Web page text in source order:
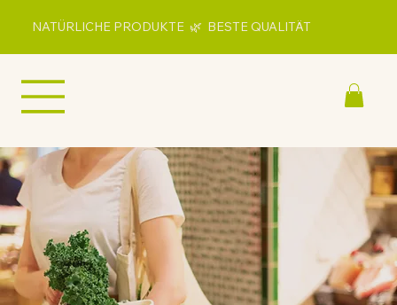
NATÜRLICHE PRODUKTE 🌿 BESTE QUALITÄT